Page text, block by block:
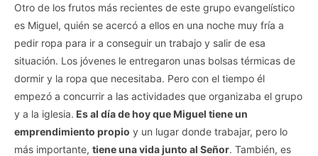
Otro de los frutos más recientes de este grupo evangelístico
es Miguel, quién se acercó a ellos en una noche muy fría a
pedir ropa para ir a conseguir un trabajo y salir de esa
situación. Los jóvenes le entregaron unas bolsas térmicas de
dormir y la ropa que necesitaba. Pero con el tiempo él
empezó a concurrir a las actividades que organizaba el grupo
y a la iglesia. Es al día de hoy que Miguel tiene un
emprendimiento propio y un lugar donde trabajar, pero lo
más importante, tiene una vida junto al Señor. También, es